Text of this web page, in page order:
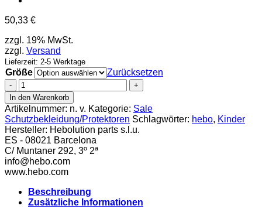
50,33 €
zzgl. 19% MwSt.
zzgl. Versand
Lieferzeit: 2-5 Werktage
Größe
Zurücksetzen
Hebo
Kinder
Safety
Jacket
JKT
II
Menge
In den Warenkorb
Artikelnummer: n. v. Kategorie: Sale
Schutzbekleidung/Protektoren Schlagwörter: hebo, Kinder
Hersteller: Hebolution parts s.l.u.
ES - 08021 Barcelona
C/ Muntaner 292, 3º 2ª
info@hebo.com
www.hebo.com
Beschreibung
Zusätzliche Informationen